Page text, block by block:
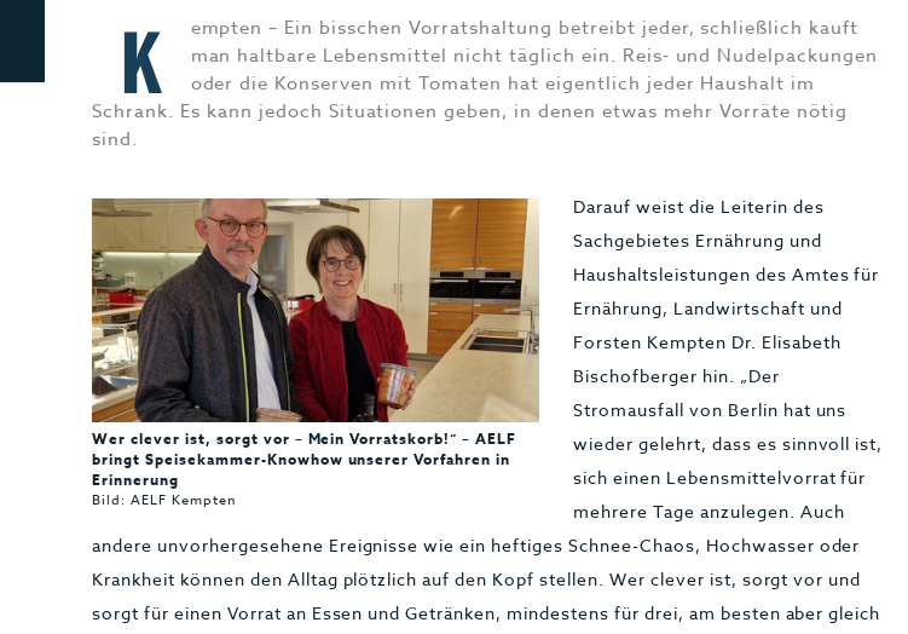
K
empten – Ein bisschen Vorratshaltung betreibt jeder, schließlich kauft
man haltbare Lebensmittel nicht täglich ein. Reis- und Nudelpackungen
oder die Konserven mit Tomaten hat eigentlich jeder Haushalt im
Schrank. Es kann jedoch Situationen geben, in denen etwas mehr Vorräte nötig
sind.
Wer clever ist, sorgt vor – Mein Vorratskorb!“ – AELF
bringt Speisekammer-Knowhow unserer Vorfahren in
Erinnerung
Bild: AELF Kempten
Darauf weist die Leiterin des
Sachgebietes Ernährung und
Haushaltsleistungen des Amtes für
Ernährung, Landwirtschaft und
Forsten Kempten Dr. Elisabeth
Bischofberger hin. „Der
Stromausfall von Berlin hat uns
wieder gelehrt, dass es sinnvoll ist,
sich einen Lebensmittelvorrat für
mehrere Tage anzulegen. Auch
andere unvorhergesehene Ereignisse wie ein heftiges Schnee-Chaos, Hochwasser oder
Krankheit können den Alltag plötzlich auf den Kopf stellen. Wer clever ist, sorgt vor und
sorgt für einen Vorrat an Essen und Getränken, mindestens für drei, am besten aber gleich